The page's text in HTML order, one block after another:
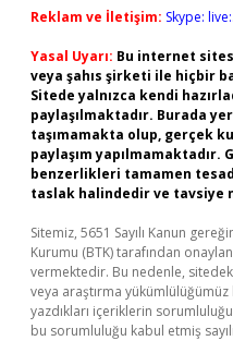
Reklam ve İletişim: Skype:
Yasal Uyarı: Bu internet
veya şahıs şirketi ile hiçbir
Sitede yalnızca kendi
paylaşılmaktadır. Burada
taşımamakta olup, gerçek
paylaşım
benzerlikleri tamamen
taslak halindedir ve tavsiye
Sitemiz, 5651 Sayılı Kanun
Kurumu (BTK) tarafından
vermektedir. Bu nedenle,
veya araştırma
yazdıkları içeriklerin
bu sorumluluğu kabul etmiş